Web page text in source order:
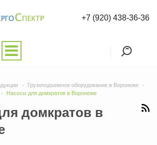
+7 (920) 438-36-36
Грузоподъемное оборудование в Воронеже
Насосы для домкратов в Воронеже
домкратов в